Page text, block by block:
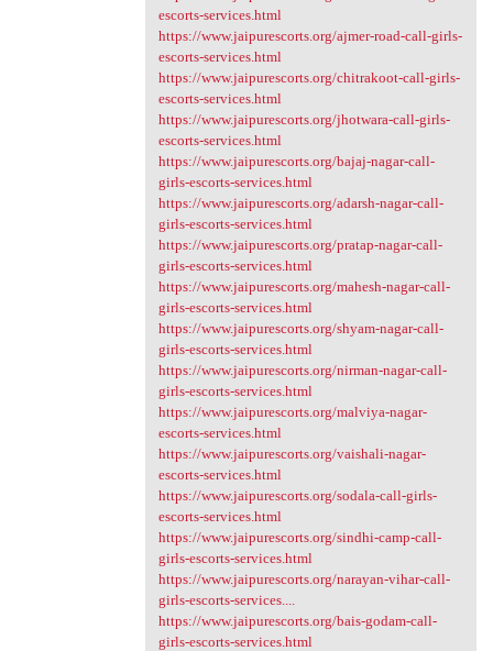
escorts-services.html
https://www.jaipurescorts.org/ajmer-road-call-girls-
escorts-services.html
https://www.jaipurescorts.org/chitrakoot-call-girls-
escorts-services.html
https://www.jaipurescorts.org/jhotwara-call-girls-
escorts-services.html
https://www.jaipurescorts.org/bajaj-nagar-call-
girls-escorts-services.html
https://www.jaipurescorts.org/adarsh-nagar-call-
girls-escorts-services.html
https://www.jaipurescorts.org/pratap-nagar-call-
girls-escorts-services.html
https://www.jaipurescorts.org/mahesh-nagar-call-
girls-escorts-services.html
https://www.jaipurescorts.org/shyam-nagar-call-
girls-escorts-services.html
https://www.jaipurescorts.org/nirman-nagar-call-
girls-escorts-services.html
https://www.jaipurescorts.org/malviya-nagar-
escorts-services.html
https://www.jaipurescorts.org/vaishali-nagar-
escorts-services.html
https://www.jaipurescorts.org/sodala-call-girls-
escorts-services.html
https://www.jaipurescorts.org/sindhi-camp-call-
girls-escorts-services.html
https://www.jaipurescorts.org/narayan-vihar-call-
girls-escorts-services....
https://www.jaipurescorts.org/bais-godam-call-
girls-escorts-services.html